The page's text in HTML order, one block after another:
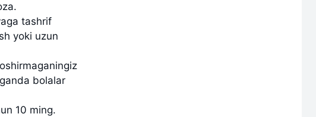
tashrif
yoki uzun
bolalar
10 ming.